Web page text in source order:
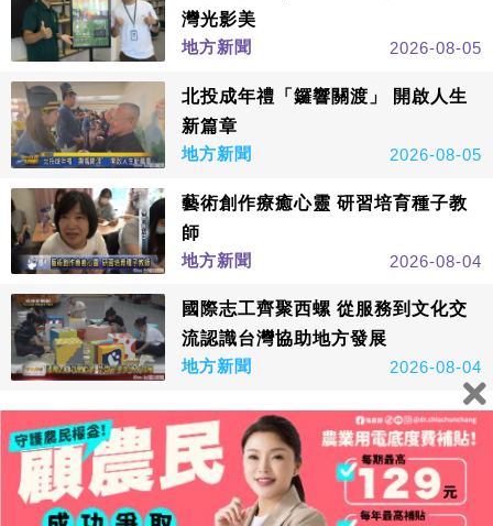
灣光影美
地方新聞
2026-08-05
北投成年禮「鑼響關渡」 開啟人生
新篇章
地方新聞
2026-08-05
藝術創作療癒心靈 研習培育種子教
師
地方新聞
2026-08-04
國際志工齊聚西螺 從服務到文化交
流認識台灣協助地方發展
地方新聞
2026-08-04
看更多